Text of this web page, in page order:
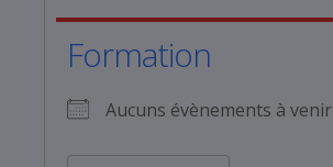
Formation
Aucuns évènements à venir